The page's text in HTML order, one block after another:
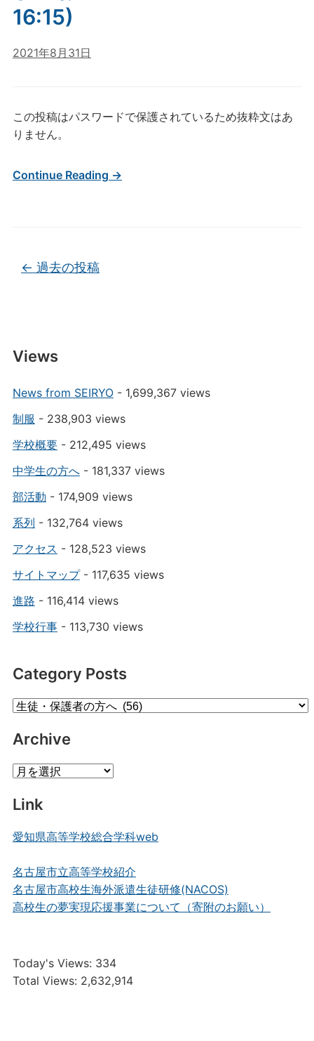
16:15)
2021年8月31日
この投稿はパスワードで保護されているため抜粋文はあ
りません。
Continue Reading →
投稿ナビゲーション
← 過去の投稿
Views
News from SEIRYO- 1,699,367 views
制服 - 238,903 views
学校概要- 212,495 views
中学生の方へ- 181,337 views
部活動 - 174,909 views
系列 - 132,764 views
アクセス - 128,523 views
サイトマップ- 117,635 views
進路 - 116,414 views
学校行事- 113,730 views
Category Posts
Category
Archive
Archive
Link
愛知県高等学校総合学科web
名古屋市立高等学校紹介
名古屋市高校生海外派遣生徒研修(NACOS)
高校生の夢実現応援事業について（寄附のお願い）
Today's Views: 334
Total Views: 2,632,914